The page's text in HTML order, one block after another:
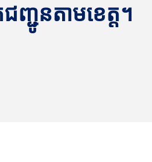
ញ្ជូនតាមខេត្ត។